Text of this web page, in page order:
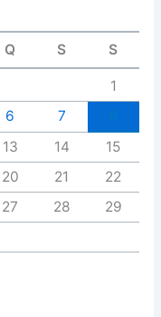
Q S S
1
6 7
13 14
15
20 21
22
27 28
29